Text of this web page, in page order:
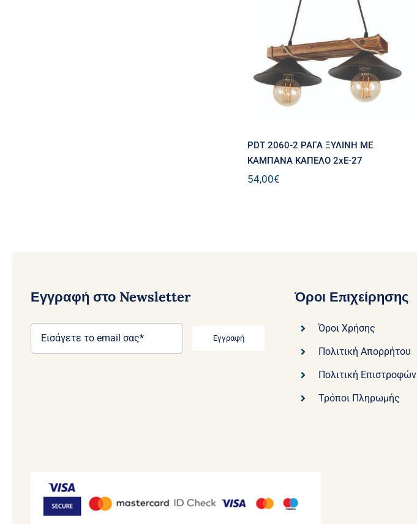
PDT 2060-2 ΡΑΓΑ ΞΥΛΙΝΗ ΜΕ
ΚΑΜΠΑΝΑ ΚΑΠΕΛΟ 2xΕ-27
54,00€
Εγγραφή στο Newsletter
Εγγραφή
Όροι Επιχείρησης
Όροι Χρήσης
Πολιτική Απορρήτου
Πολιτική Επιστροφών
Τρόποι Πληρωμής